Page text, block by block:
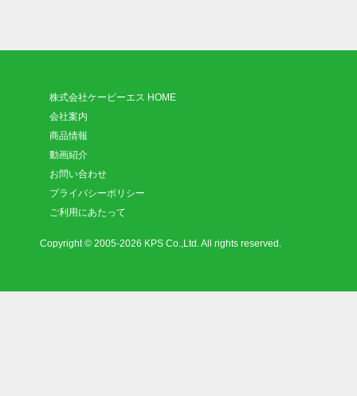
株式会社ケーピーエス HOME
会社案内
商品情報
動画紹介
お問い合わせ
プライバシーポリシー
ご利用にあたって
Copyright © 2005-2026 KPS Co.,Ltd. All rights reserved.